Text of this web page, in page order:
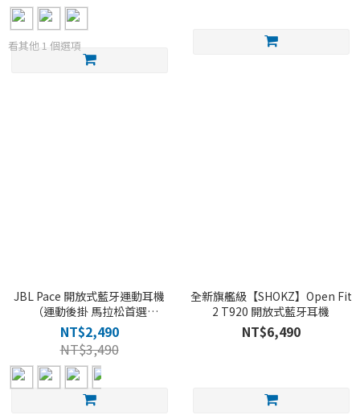
看其他 1 個選項
JBL Pace 開放式藍牙運動耳機
（運動後掛 馬拉松首選
Endurance運動系列)
NT$2,490
NT$3,490
全新旗艦級【SHOKZ】Open Fit
2 T920 開放式藍牙耳機
NT$6,490